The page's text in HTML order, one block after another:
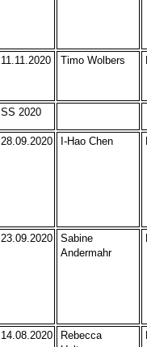
11.11.2020 Timo Wolbers
SS 2020
28.09.2020 I-Hao Chen
23.09.2020
Sabine
Andermahr
14.08.2020
Rebecca